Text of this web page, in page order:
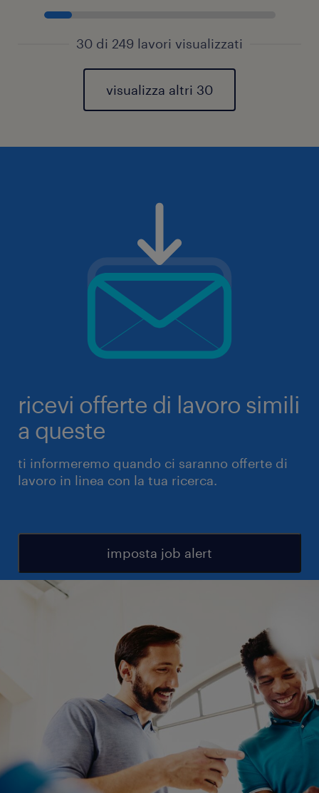
30 di 249 lavori visualizzati
visualizza altri 30
ricevi offerte di lavoro simili
a queste
ti informeremo quando ci saranno offerte di
lavoro in linea con la tua ricerca.
imposta job alert